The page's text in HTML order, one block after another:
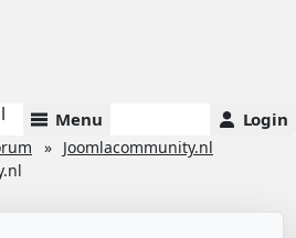
Menu Login
Joomlacommunity.nl